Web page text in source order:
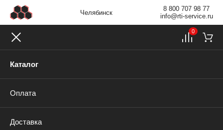
Челябинск
8 800 707 98 77
info@rti-service.ru
Каталог
Оплата
Доставка
0